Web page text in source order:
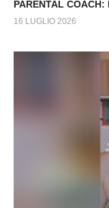
PARENTAL
16 LUGLIO 2026